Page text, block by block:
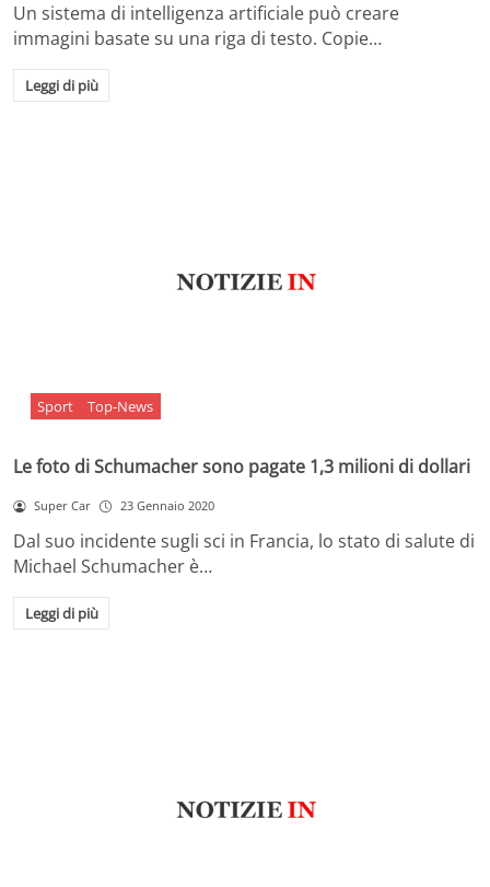
Un sistema di intelligenza artificiale può creare
immagini basate su una riga di testo. Copie…
Leggi di più
Sport Top-News
Le foto di Schumacher sono pagate 1,3 milioni di dollari
Super Car 23 Gennaio 2020
Dal suo incidente sugli sci in Francia, lo stato di salute di
Michael Schumacher è…
Leggi di più